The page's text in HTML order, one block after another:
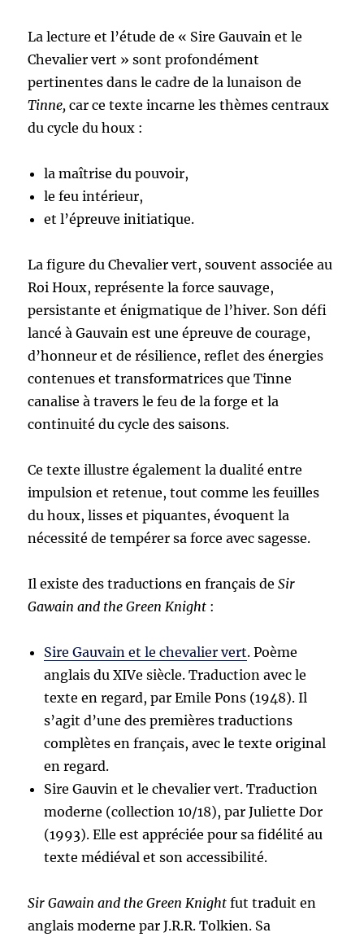
La lecture et l’étude de « Sire Gauvain et le
Chevalier vert » sont profondément
pertinentes dans le cadre de la lunaison de
Tinne,car ce texte incarne les thèmes centraux
du cycle du houx :
la maîtrise du pouvoir,
le feu intérieur,
et l’épreuve initiatique.
La figure du Chevalier vert, souvent associée au
Roi Houx, représente la force sauvage,
persistante et énigmatique de l’hiver. Son défi
lancé à Gauvain est une épreuve de courage,
d’honneur et de résilience, reflet des énergies
contenues et transformatrices que Tinne
canalise à travers le feu de la forge et la
continuité du cycle des saisons.
Ce texte illustre également la dualité entre
impulsion et retenue, tout comme les feuilles
du houx, lisses et piquantes, évoquent la
nécessité de tempérer sa force avec sagesse.
Il existe des traductions en français deSir
Gawain and the Green Knight :
Sire Gauvain et le chevalier vert. Poème
anglais du XIVe siècle. Traduction avec le
texte en regard, par Emile Pons (1948). Il
s’agit d’une des premières traductions
complètes en français, avec le texte original
en regard.
Sire Gauvin et le chevalier vert. Traduction
moderne (collection 10/18), par Juliette Dor
(1993). Elle est appréciée pour sa fidélité au
texte médiéval et son accessibilité.
Sir Gawain and the Green Knight fut traduit en
anglais moderne par J.R.R. Tolkien. Sa